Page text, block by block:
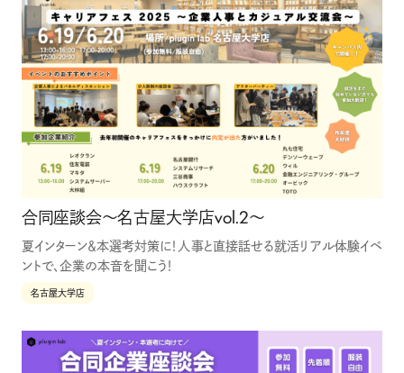
合同座談会〜名古屋大学店vol.2〜
夏インターン＆本選考対策に！人事と直接話せる就活リアル体験イベ
ントで、企業の本音を聞こう！
名古屋大学店